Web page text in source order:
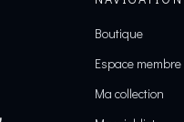
Boutique
Espace membre
Ma collection